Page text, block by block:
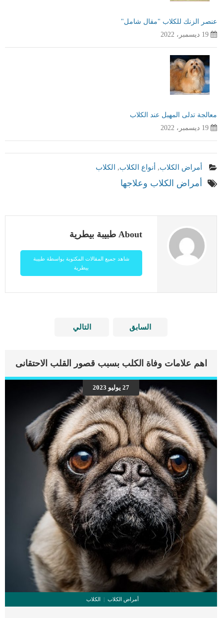
عنصر الزنك للكلاب "مقال شامل"
19 ديسمبر، 2022
معالجة تدلى المهبل عند الكلاب
19 ديسمبر، 2022
أمراض الكلاب, أنواع الكلاب, الكلاب
أمراض الكلاب وعلاجها
About طبيبة بيطرية
شاهد جميع المقالات المكتوبة بواسطة طبيبة
بيطرية
السابق التالي
اهم علامات وفاة الكلب بسبب قصور القلب الاحتقانى
27 يوليو 2023
أمراض الكلاب الكلاب